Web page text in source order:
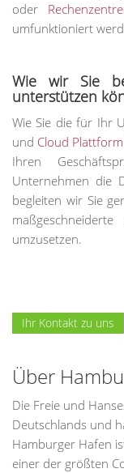
oder
umfunktioniert
Wie wir Sie
unterstützen
Wie Sie die für Ihr
und Cloud Plattform
Ihren
Unternehmen die
begleiten wir Sie
umzusetzen.
Ihr Kontakt zu uns
Über
Die Freie und
Deutschlands und
Hamburger Hafen
einer der größten